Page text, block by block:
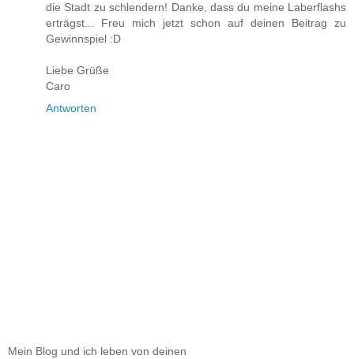
die Stadt zu schlendern! Danke, dass du meine Laberflashs
erträgst... Freu mich jetzt schon auf deinen Beitrag zu
Gewinnspiel :D
Liebe Grüße
Caro
Antworten
Mein Blog und ich leben von deinen